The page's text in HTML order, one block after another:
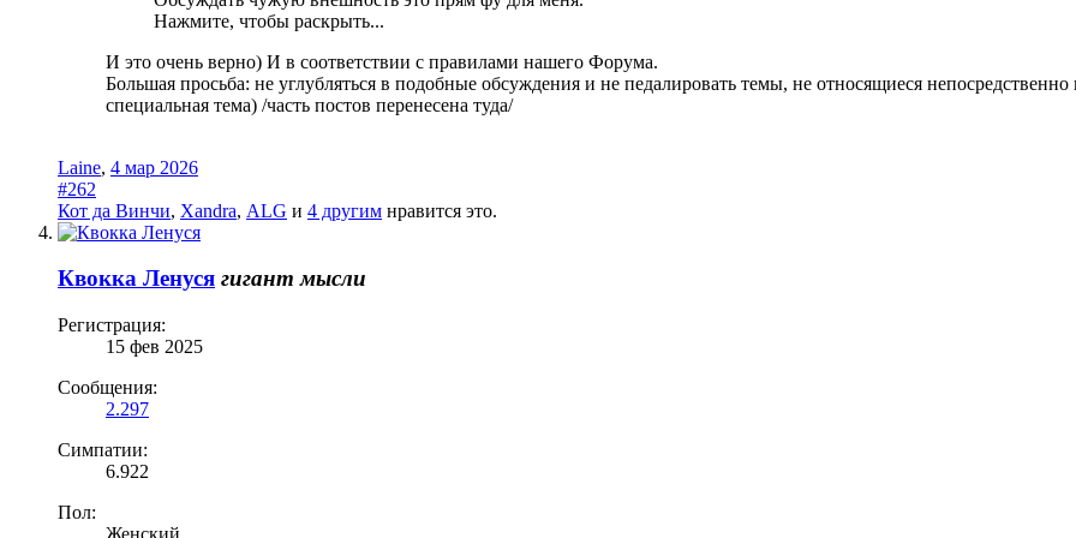
Нажмите, чтобы раскрыть...
И это очень верно) И в соответствии с правилами нашего Форума.
Большая просьба: не углубляться в подобные обсуждения и не педалировать темы, не относящиеся
специальная тема) /часть постов перенесена туда/
Laine, 4 мар 2026
#262
Кот да Винчи, Xandra, ALG и 4 другим нравится это.
Квокка Ленуся гигант мысли
Регистрация:
15 фев 2025
Сообщения:
2.297
Симпатии:
6.922
Пол: